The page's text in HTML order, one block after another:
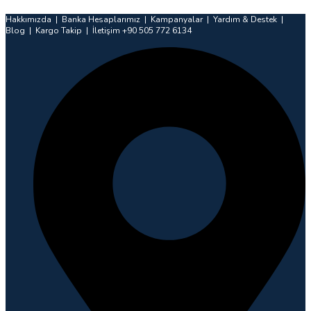
atla
Hakkımızda | Banka Hesaplarımız | Kampanyalar | Yardım & Destek |
Blog | Kargo Takip | İletişim +90 505 772 6134